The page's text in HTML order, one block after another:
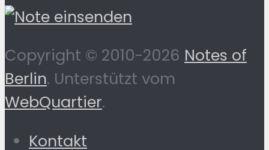
Copyright © 2010-2026 Notes of
Berlin. Unterstützt vom
WebQuartier.
Kontakt